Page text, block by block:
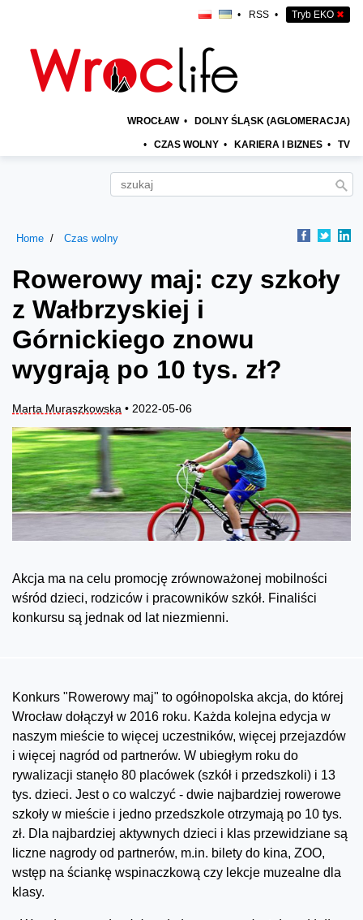
• RSS • Tryb EKO ✖
WROCŁAW • DOLNY ŚLĄSK (AGLOMERACJA)
• CZAS WOLNY • KARIERA I BIZNES • TV
Home Czas wolny
Rowerowy maj: czy szkoły
z Wałbrzyskiej i
Górnickiego znowu
wygrają po 10 tys. zł?
Marta Muraszkowska • 2022-05-06
Akcja ma na celu promocję zrównoważonej mobilności
wśród dzieci, rodziców i pracowników szkół. Finaliści
konkursu są jednak od lat niezmienni.
Konkurs "Rowerowy maj" to ogółnopolska akcja, do której
Wrocław dołączył w 2016 roku. Każda kolejna edycja w
naszym mieście to więcej uczestników, więcej przejazdów
i więcej nagród od partnerów. W ubiegłym roku do
rywalizacji stanęło 80 placówek (szkół i przedszkoli) i 13
tys. dzieci. Jest o co walczyć - dwie najbardziej rowerowe
szkoły w mieście i jedno przedszkole otrzymają po 10 tys.
zł. Dla najbardziej aktywnych dzieci i klas przewidziane są
liczne nagrody od partnerów, m.in. bilety do kina, ZOO,
wstęp na ściankę wspinaczkową czy lekcje muzealne dla
klasy.